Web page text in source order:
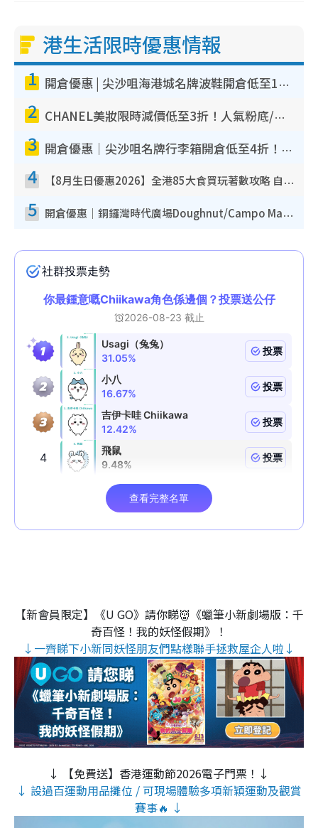
港生活限時優惠情報
1 開倉優惠 | 尖沙咀海港城名牌波鞋開倉低至1折！On鞋$899起／Joy&Peace鞋履$98起
2 CHANEL美妝限時減價低至3折！人氣粉底/唇膏/精華液低至$275！COCO香水都有平
3 開倉優惠｜尖沙咀名牌行李箱開倉低至4折！一連5日 American Tourister/ace./Hallmark $200起！
4 【8月生日優惠2026】全港85大食買玩著數攻略 自助餐/火鍋放題同行免費＋誠品/DONKI送現金券
5 開倉優惠｜銅鑼灣時代廣場Doughnut/Campo Marzio開倉低至1折！背囊、書包、手袋劈價$200起
【新會員限定】《U GO》請你睇👹《蠟筆小新劇場版：千
奇百怪！我的妖怪假期》！
↓一齊睇下小新同妖怪朋友們點樣聯手拯救屋企人啦↓
↓ 【免費送】香港運動節2026電子門票！↓
↓ 設過百運動用品攤位 / 可現場體驗多項新穎運動及觀賞
賽事🔥 ↓